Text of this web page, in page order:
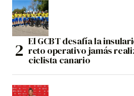
El GCBT desafía la
reto operativo jamás
ciclista canario